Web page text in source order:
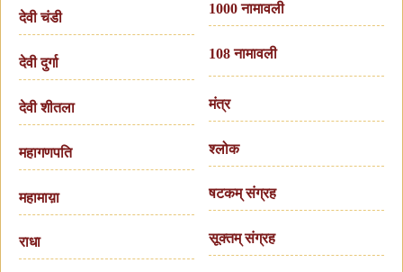
देवी चंडी
देवी दुर्गा
देवी शीतला
महागणपति
महामाय़ा
राधा
1000 नामावली
108 नामावली
मंत्र
श्लोक
षटकम् संग्रह
सूक्तम् संग्रह